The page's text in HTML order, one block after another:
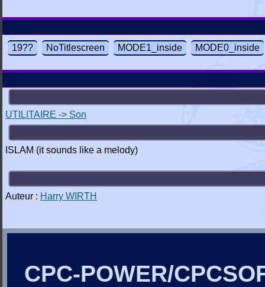
19?? NoTitlescreen MODE1_inside MODE0_inside
UTILITAIRE -> Son
ISLAM (it sounds like a melody)
Auteur : Harry WIRTH
CPC-POWER/